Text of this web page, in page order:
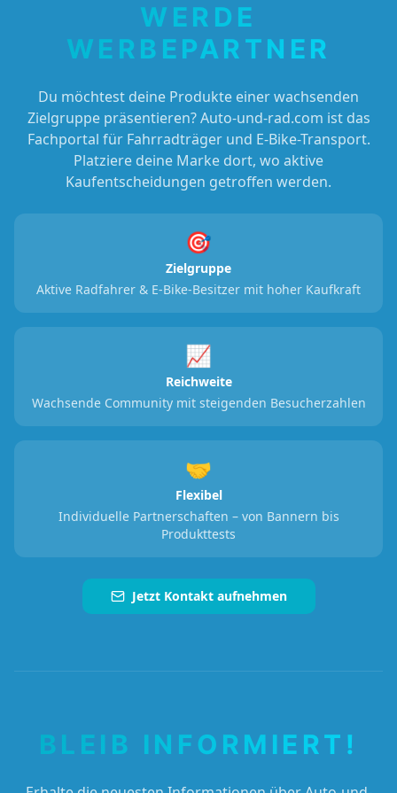
WERDE
WERBEPARTNER
Du möchtest deine Produkte einer wachsenden
Zielgruppe präsentieren? Auto-und-rad.com ist das
Fachportal für Fahrradträger und E-Bike-Transport.
Platziere deine Marke dort, wo aktive
Kaufentscheidungen getroffen werden.
🎯
Zielgruppe
Aktive Radfahrer & E-Bike-Besitzer mit hoher Kaufkraft
📈
Reichweite
Wachsende Community mit steigenden Besucherzahlen
🤝
Flexibel
Individuelle Partnerschaften – von Bannern bis
Produkttests
Jetzt Kontakt aufnehmen
BLEIB INFORMIERT!